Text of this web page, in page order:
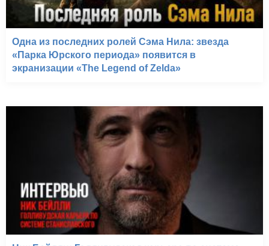
Одна из последних ролей Сэма Нила: звезда
«Парка Юрского периода» появится в
экранизации «The Legend of Zelda»